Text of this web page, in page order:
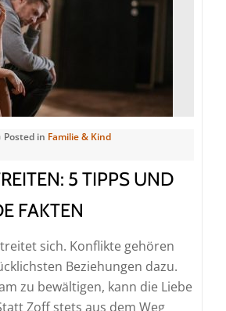
Posted in Familie & Kind
5 TIPPS UND
FAKTEN
sich. Konflikte gehören
Beziehungen dazu.
zu bewältigen, kann die Liebe
Zoff stets aus dem Weg